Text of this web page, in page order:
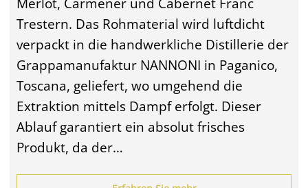
Trestern. Das Rohmaterial wird luftdicht
verpackt in die handwerkliche Distillerie der
Grappamanufaktur NANNONI in Paganico,
Toscana, geliefert, wo umgehend die
Extraktion mittels Dampf erfolgt. Dieser
Ablauf garantiert ein absolut frisches
Produkt, da der…